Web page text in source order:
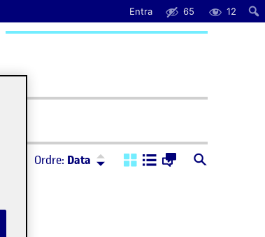
Entra 65 12
Ordre: Data Ordre: Descendent